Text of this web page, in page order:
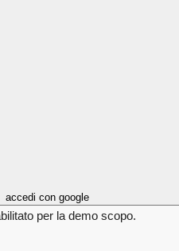
accedi con google
per la demo scopo.